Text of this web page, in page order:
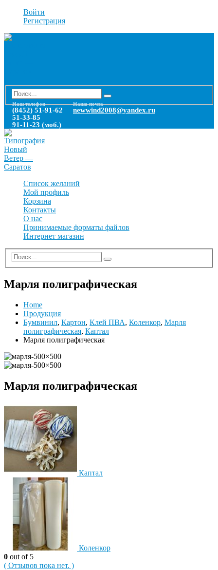
Войти
Регистрация
Наш телефон
(8452) 51-91-62
51-33-85
91-11-23 (моб.)
Наша почта
newwind2008@yandex.ru
Список желаний
Мой профиль
Корзина
Контакты
О нас
Принимаемые форматы файлов
Интернет магазин
Марля полиграфическая
Home
Продукция
Бумвинил, Картон, Клей ПВА, Коленкор, Марля
полиграфическая, Каптал
Марля полиграфическая
Марля полиграфическая
Каптал
Коленкор
0 out of 5
( Отзывов пока нет. )